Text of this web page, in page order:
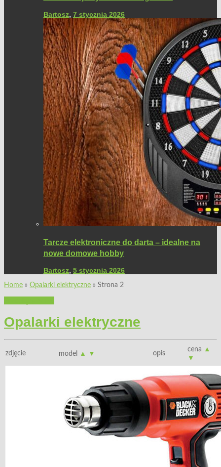
Bartosz, 7 stycznia 2026
Tarcze elektroniczne do darta – idealne na
nowe domowe hobby
Bartosz, 5 stycznia 2026
Home » Opalarki elektryczne » Strona 2
Opalarki elektryczne
zdjęcie model ▲ ▼ opis
cena ▲
▼